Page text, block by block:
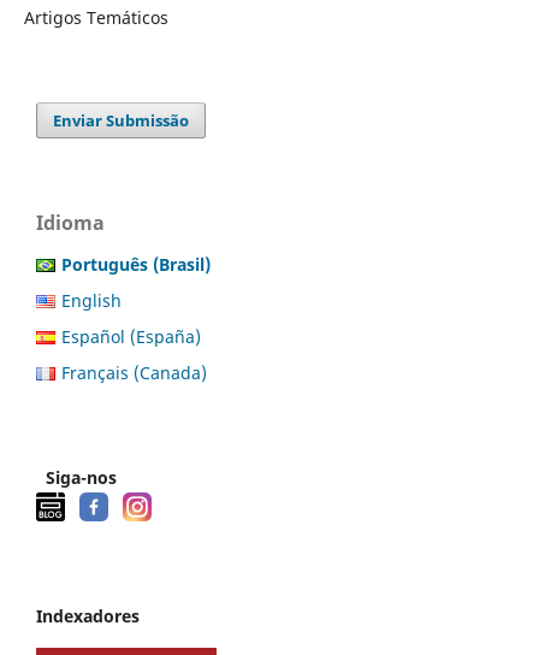
Artigos Temáticos
Enviar Submissão
Idioma
Português (Brasil)
English
Español (España)
Français (Canada)
Siga-nos
Indexadores